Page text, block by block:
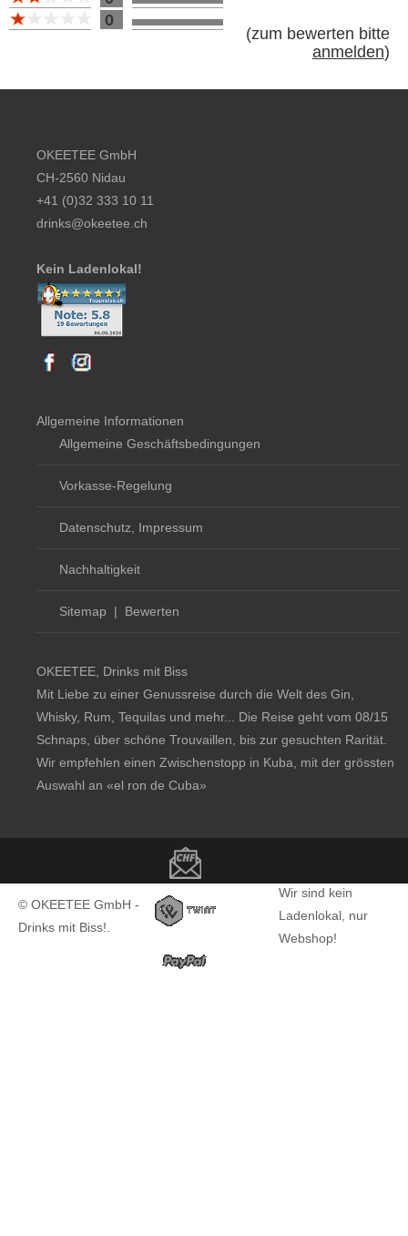
0
(zum bewerten bitte
anmelden)
© OKEETEE GmbH -
Drinks mit Biss!.
Wir sind kein
Ladenlokal, nur
Webshop!
OKEETEE GmbH
CH-2560 Nidau
+41 (0)32 333 10 11
drinks@okeetee.ch
Kein Ladenlokal!
Allgemeine Informationen
Allgemeine Geschäftsbedingungen
Vorkasse-Regelung
Datenschutz, Impressum
Nachhaltigkeit
Sitemap | Bewerten
OKEETEE, Drinks mit Biss
Mit Liebe zu einer Genussreise durch die Welt des Gin,
Whisky, Rum, Tequilas und mehr... Die Reise geht vom 08/15
Schnaps, über schöne Trouvaillen, bis zur gesuchten Rarität.
Wir empfehlen einen Zwischenstopp in Kuba, mit der grössten
Auswahl an «el ron de Cuba»